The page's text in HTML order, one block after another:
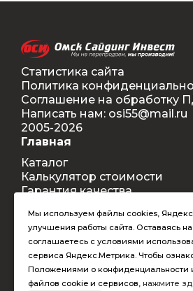
Статистика сайта
Политика
Соглашение на обработку
Написать нам: osi55@mail.ru
2005-2026
Главная
Каталог
Калькулятор стоимости
Гарантия качества
Контакты
Покупателям
Способы оплаты
Условия оформления заказа
Таблица допустимых
Мы используем файлы cookies,
улучшения работы сайта. Оставаясь
соглашаетесь с условиями
сервиса Яндекс.Метрика. Чтобы
Положениями о конфиденциальности
файлов cookie и сервисов, нажмите